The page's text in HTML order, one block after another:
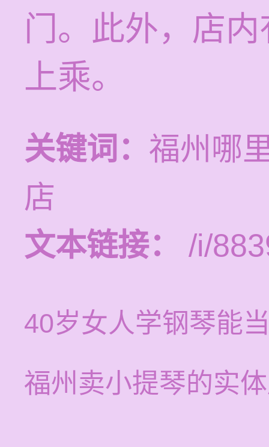
门。此外，店内
上乘。
关键词： 福州哪
店
文本链接：
/i/
40岁女人学钢琴能
福州卖小提琴的实